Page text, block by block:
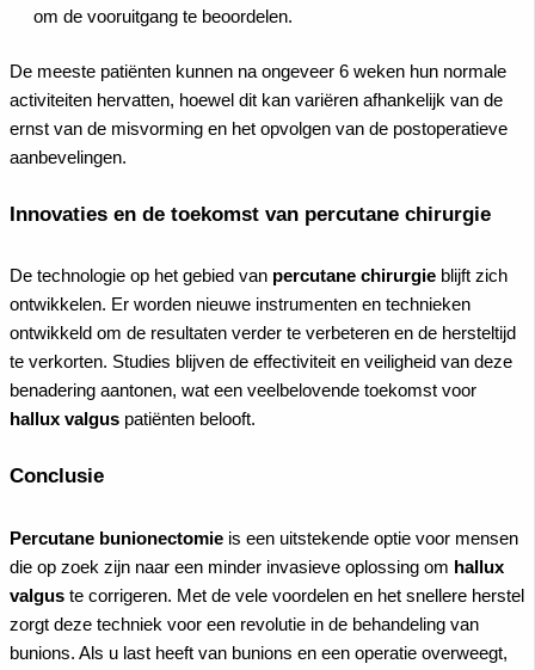
om de vooruitgang te beoordelen.
De meeste patiënten kunnen na ongeveer 6 weken hun normale
activiteiten hervatten, hoewel dit kan variëren afhankelijk van de
ernst van de misvorming en het opvolgen van de postoperatieve
aanbevelingen.
Innovaties en de toekomst van percutane chirurgie
De technologie op het gebied van percutane chirurgie blijft zich
ontwikkelen. Er worden nieuwe instrumenten en technieken
ontwikkeld om de resultaten verder te verbeteren en de hersteltijd
te verkorten. Studies blijven de effectiviteit en veiligheid van deze
benadering aantonen, wat een veelbelovende toekomst voor
hallux valgus patiënten belooft.
Conclusie
Percutane bunionectomie is een uitstekende optie voor mensen
die op zoek zijn naar een minder invasieve oplossing om hallux
valgus te corrigeren. Met de vele voordelen en het snellere herstel
zorgt deze techniek voor een revolutie in de behandeling van
bunions. Als u last heeft van bunions en een operatie overweegt,